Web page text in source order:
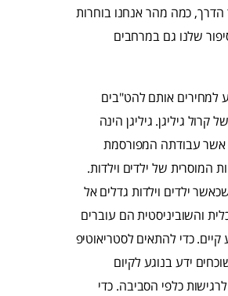
כמה מהר אנחנו בוחרות
שלנו גם במרחבים
למחירים אותם להט"בים
גיליגן. גיליגן הינה
אשר עבודתה המפורסמת
המוסרית של ילדים וילדות.
ילדים וילדות גדלים אל
והשוביניסטית הם עוברים
כדי להתאים לסטריאוטיפ
ידע בנוגע לקיום
כלפי הסביבה. כדי